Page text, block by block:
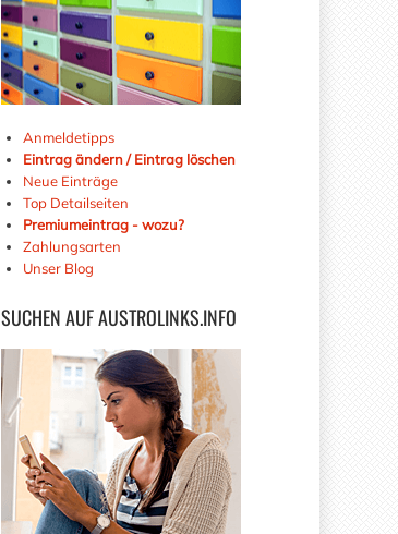
Anmeldetipps
Eintrag ändern / Eintrag löschen
Neue Einträge
Top Detailseiten
Premiumeintrag - wozu?
Zahlungsarten
Unser Blog
SUCHENAUF AUSTROLINKS.INFO